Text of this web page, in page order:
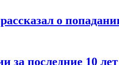
о
за последние 10